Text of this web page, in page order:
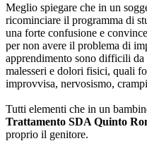
Meglio spiegare che in un
ricominciare il programma di
una forte confusione e
per non avere il problema di
apprendimento sono difficili da
malesseri e dolori fisici, quali
improvvisa, nervosismo,
Tutti elementi che in un
Trattamento SDA Quinto
proprio il genitore.